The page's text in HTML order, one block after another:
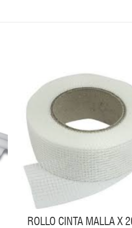
ROLLO CINTA MALLA X